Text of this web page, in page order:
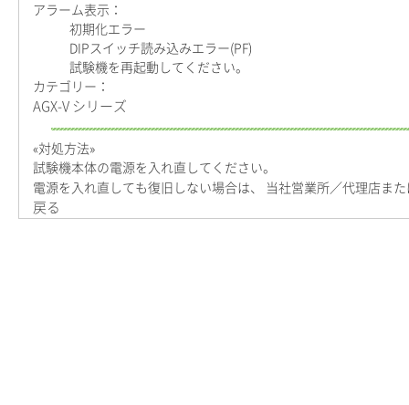
アラーム表示：
初期化エラー
DIPスイッチ読み込みエラー(PF)
試験機を再起動してください。
カテゴリー：
AGX-V シリーズ
«対処方法»
試験機本体の電源を入れ直してください。
電源を入れ直しても復旧しない場合は、 当社営業所／代理店また
戻る